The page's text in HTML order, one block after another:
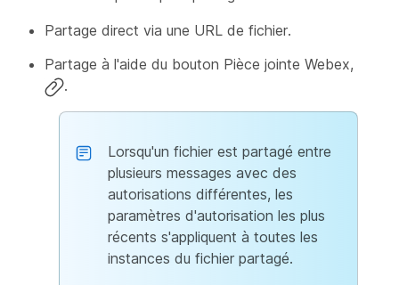
Partage direct via une URL de fichier.
Partage à l'aide du bouton Pièce jointe Webex,
.
Lorsqu'un fichier est partagé entre
plusieurs messages avec des
autorisations différentes, les
paramètres d'autorisation les plus
récents s'appliquent à toutes les
instances du fichier partagé.